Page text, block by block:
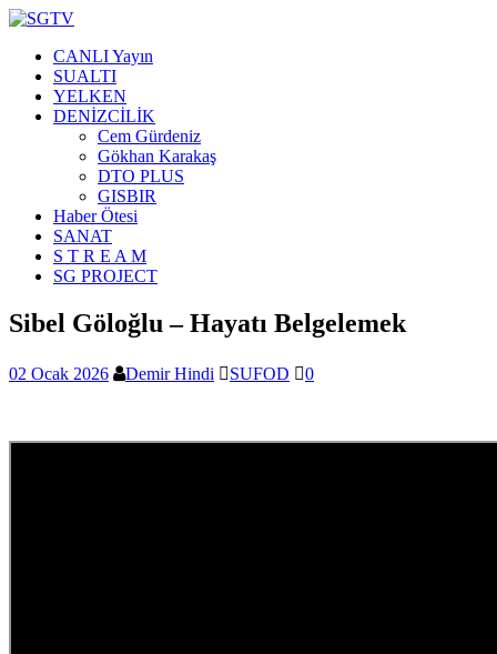
CANLI Yayın
SUALTI
YELKEN
DENİZCİLİK
Cem Gürdeniz
Gökhan Karakaş
DTO PLUS
GISBIR
Haber Ötesi
SANAT
S T R E A M
SG PROJECT
Sibel Göloğlu – Hayatı Belgelemek
02 Ocak 2026 Demir Hindi SUFOD 0